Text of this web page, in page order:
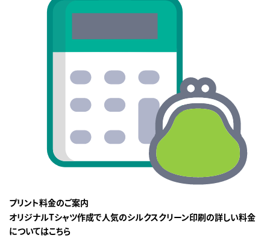
プリント料金のご案内
オリジナルTシャツ作成で人気のシルクスクリーン印刷の詳しい料金
についてはこちら